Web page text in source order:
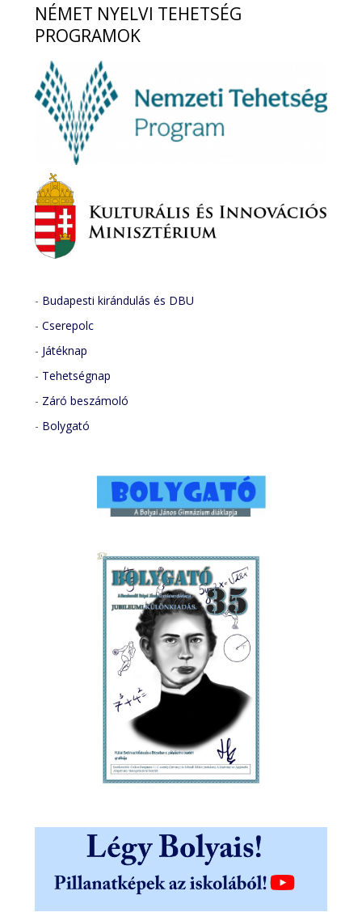
NÉMET NYELVI TEHETSÉG
PROGRAMOK
- Budapesti kirándulás és DBU
-Cserepolc
- Játéknap
- Tehetségnap
- Záró beszámoló
- Bolygató